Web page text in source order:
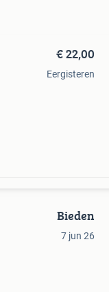
€ 22,00
Eergisteren
Bieden
7 jun 26